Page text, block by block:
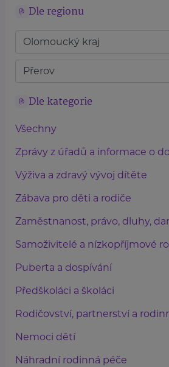
Dle regionu
Dle kategorie
Všechny
Zprávy z úřadů a informace o
Výživa a zdravý vývoj dítěte
Zábava pro děti a rodiče
Zaměstnanost, právo, dluhy,
Samoživitelé a nízkopříjmové
Puberta a dospívání
Předškoláci a školáci
Rodičovství, partnerství a
Nemoci dětí
Náhradní rodinná péče